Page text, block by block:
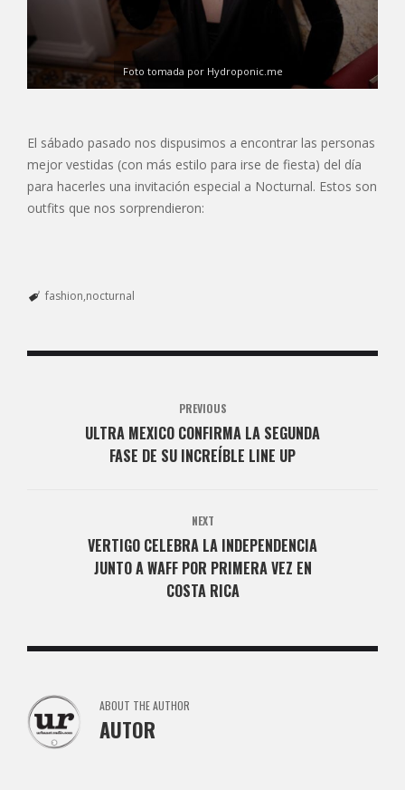
Foto tomada por Hydroponic.me
El sábado pasado nos dispusimos a encontrar las personas
mejor vestidas (con más estilo para irse de fiesta) del día
para hacerles una invitación especial a Nocturnal. Estos son
outfits que nos sorprendieron:
fashion nocturnal
PREVIOUS
ULTRA MEXICO CONFIRMA LA SEGUNDA
FASE DE SU INCREÍBLE LINE UP
NEXT
VERTIGO CELEBRA LA INDEPENDENCIA
JUNTO A WAFF POR PRIMERA VEZ EN
COSTA RICA
ABOUT THE AUTHOR
AUTOR